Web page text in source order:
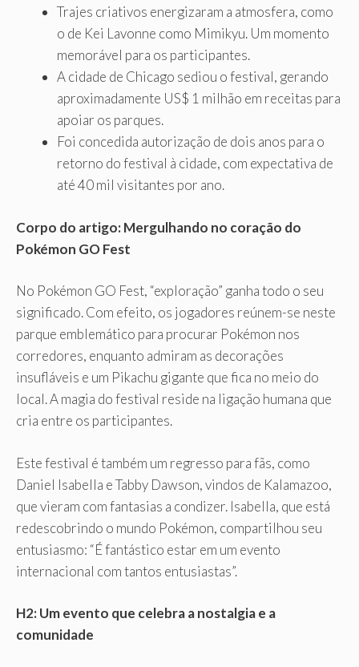
Trajes criativos energizaram a atmosfera, como
o de Kei Lavonne como Mimikyu. Um momento
memorável para os participantes.
A cidade de Chicago sediou o festival, gerando
aproximadamente US$ 1 milhão em receitas para
apoiar os parques.
Foi concedida autorização de dois anos para o
retorno do festival à cidade, com expectativa de
até 40 mil visitantes por ano.
Corpo do artigo: Mergulhando no coração do
Pokémon GO Fest
No Pokémon GO Fest, “exploração” ganha todo o seu
significado. Com efeito, os jogadores reúnem-se neste
parque emblemático para procurar Pokémon nos
corredores, enquanto admiram as decorações
insufláveis ​​e um Pikachu gigante que fica no meio do
local. A magia do festival reside na ligação humana que
cria entre os participantes.
Este festival é também um regresso para fãs, como
Daniel Isabella e Tabby Dawson, vindos de Kalamazoo,
que vieram com fantasias a condizer. Isabella, que está
redescobrindo o mundo Pokémon, compartilhou seu
entusiasmo: “É fantástico estar em um evento
internacional com tantos entusiastas”.
H2: Um evento que celebra a nostalgia e a
comunidade